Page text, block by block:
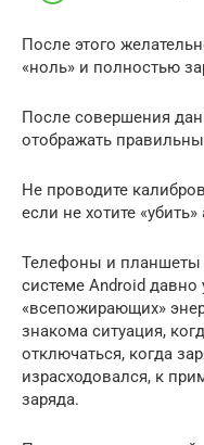
После этого
«ноль» и полностью
После совершения
отображать
Не проводите
если не хотите
Телефоны и планшеты
системе Android
«всепожирающих»
знакома ситуация,
отключаться, когда
израсходовался, к
заряда.